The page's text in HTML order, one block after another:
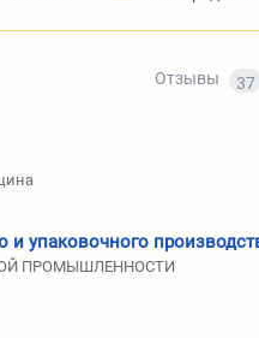
Отзывы 37
и упаковочного
ПРОМЫШЛЕННОСТИ